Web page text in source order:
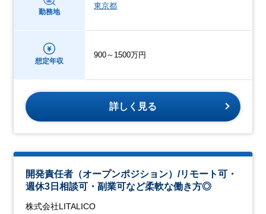
勤務地
東京都
想定年収
900～1500万円
詳しく見る
開発責任者（オープンポジション）/リモート可・
週休3日相談可・副業可など柔軟な働き方◎
株式会社LITALICO